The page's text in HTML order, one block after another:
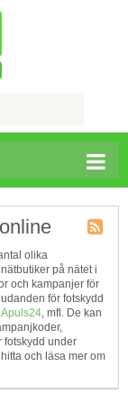
Tagg
RSS
olika
på nätet i
och kampanjer för
för fotskydd
Apuls24, mfl. De kan
fotskydd under
och läsa mer om